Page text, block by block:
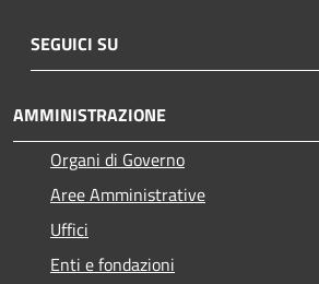
SEGUICI SU
AMMINISTRAZIONE
Organi di Governo
Aree Amministrative
Uffici
Enti e fondazioni